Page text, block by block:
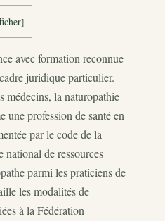
]
avec formation reconnue
juridique particulier.
médecins, la naturopathie
une profession de santé en
par le code de la
de ressources
parmi les praticiens de
les modalités de
à la Fédération